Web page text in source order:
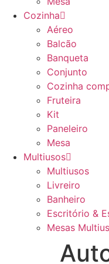
Cozinha
Aéreo
Balcão
Banqueta
Conjunto
Cozinha
Fruteira
Kit
Paneleiro
Mesa
Multiusos
Multiusos
Livreiro
Banheiro
Escritório &
Mesas